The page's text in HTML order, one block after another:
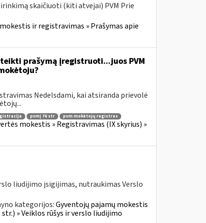
skaičiuoti (kiti atvejai) PVM Prie
ir registravimas » Prašymas apie
prašymą įregistruoti...juos PVM
Nedelsdami, kai atsiranda prievolė
pvmį 76 str
pvm mokėtojų registras
mokestis » Registravimas (IX skyrius) »
liudijimo įsigijimas, nutraukimas Verslo
kategorijos:Gyventojų pajamų mokestis
» Veiklos rūšys ir verslo liudijimo